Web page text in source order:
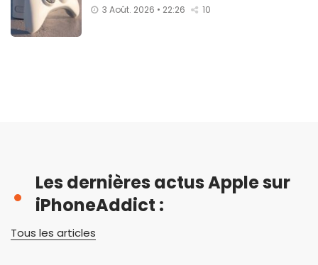
3 Août. 2026 • 22:26 10
Les dernières actus Apple sur
iPhoneAddict :
Tous les articles